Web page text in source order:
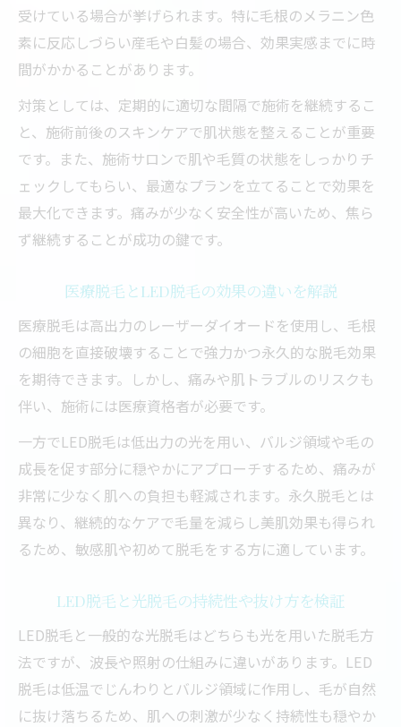
受けている場合が挙げられます。特に毛根のメラニン色
素に反応しづらい産毛や白髪の場合、効果実感までに時
間がかかることがあります。
対策としては、定期的に適切な間隔で施術を継続するこ
と、施術前後のスキンケアで肌状態を整えることが重要
です。また、施術サロンで肌や毛質の状態をしっかりチ
ェックしてもらい、最適なプランを立てることで効果を
最大化できます。痛みが少なく安全性が高いため、焦ら
ず継続することが成功の鍵です。
医療脱毛とLED脱毛の効果の違いを解説
医療脱毛は高出力のレーザーダイオードを使用し、毛根
の細胞を直接破壊することで強力かつ永久的な脱毛効果
を期待できます。しかし、痛みや肌トラブルのリスクも
伴い、施術には医療資格者が必要です。
一方でLED脱毛は低出力の光を用い、バルジ領域や毛の
成長を促す部分に穏やかにアプローチするため、痛みが
非常に少なく肌への負担も軽減されます。永久脱毛とは
異なり、継続的なケアで毛量を減らし美肌効果も得られ
るため、敏感肌や初めて脱毛をする方に適しています。
LED脱毛と光脱毛の持続性や抜け方を検証
LED脱毛と一般的な光脱毛はどちらも光を用いた脱毛方
法ですが、波長や照射の仕組みに違いがあります。LED
脱毛は低温でじんわりとバルジ領域に作用し、毛が自然
に抜け落ちるため、肌への刺激が少なく持続性も穏やか